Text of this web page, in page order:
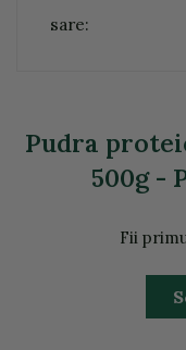
sare:
Pudra
500g -
Fii